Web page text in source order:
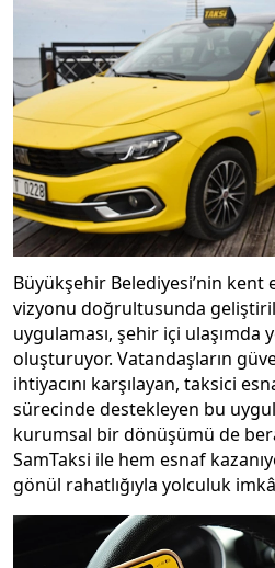
Büyükşehir Belediyesi’nin kent
vizyonu doğrultusunda
uygulaması, şehir içi ulaşımda
oluşturuyor. Vatandaşların
ihtiyacını karşılayan, taksici
sürecinde destekleyen bu
kurumsal bir dönüşümü de
SamTaksi ile hem esnaf
gönül rahatlığıyla yolculuk